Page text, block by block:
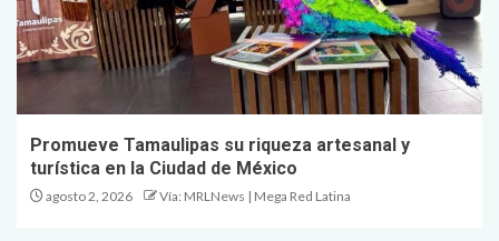
Promueve Tamaulipas su riqueza artesanal y
turística en la Ciudad de México
agosto 2, 2026 Vía: MRLNews | Mega Red Latina